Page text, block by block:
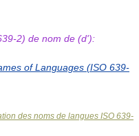
2) de nom de (d'):
of Languages (ISO 639-
des noms de langues ISO 639-